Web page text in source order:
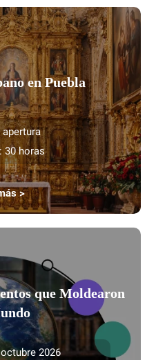
en Puebla
30 horas
>
que Moldearon
2026